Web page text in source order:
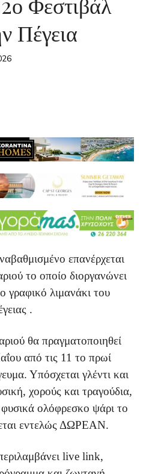
Πέγεια
επανέρχεται
το οποίο διοργανώνει
λιμανάκι του
.
θα πραγματοποιηθεί
από τις 11 το πρωί
Υπόσχεται γλέντι και
χορούς και τραγούδια,
ολόφρεσκο ψάρι το
εντελώς ΔΩΡΕΑΝ.
live link,